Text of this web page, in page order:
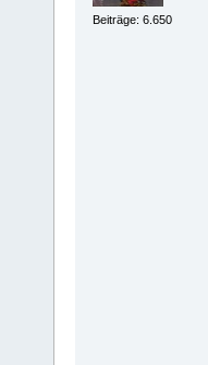
Beiträge: 6.650